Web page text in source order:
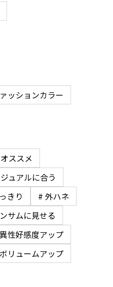
ッションカラー
ススメ
ュアルに合う
きり
# 外ハネ
サムに見せる
性好感度アップ
リュームアップ